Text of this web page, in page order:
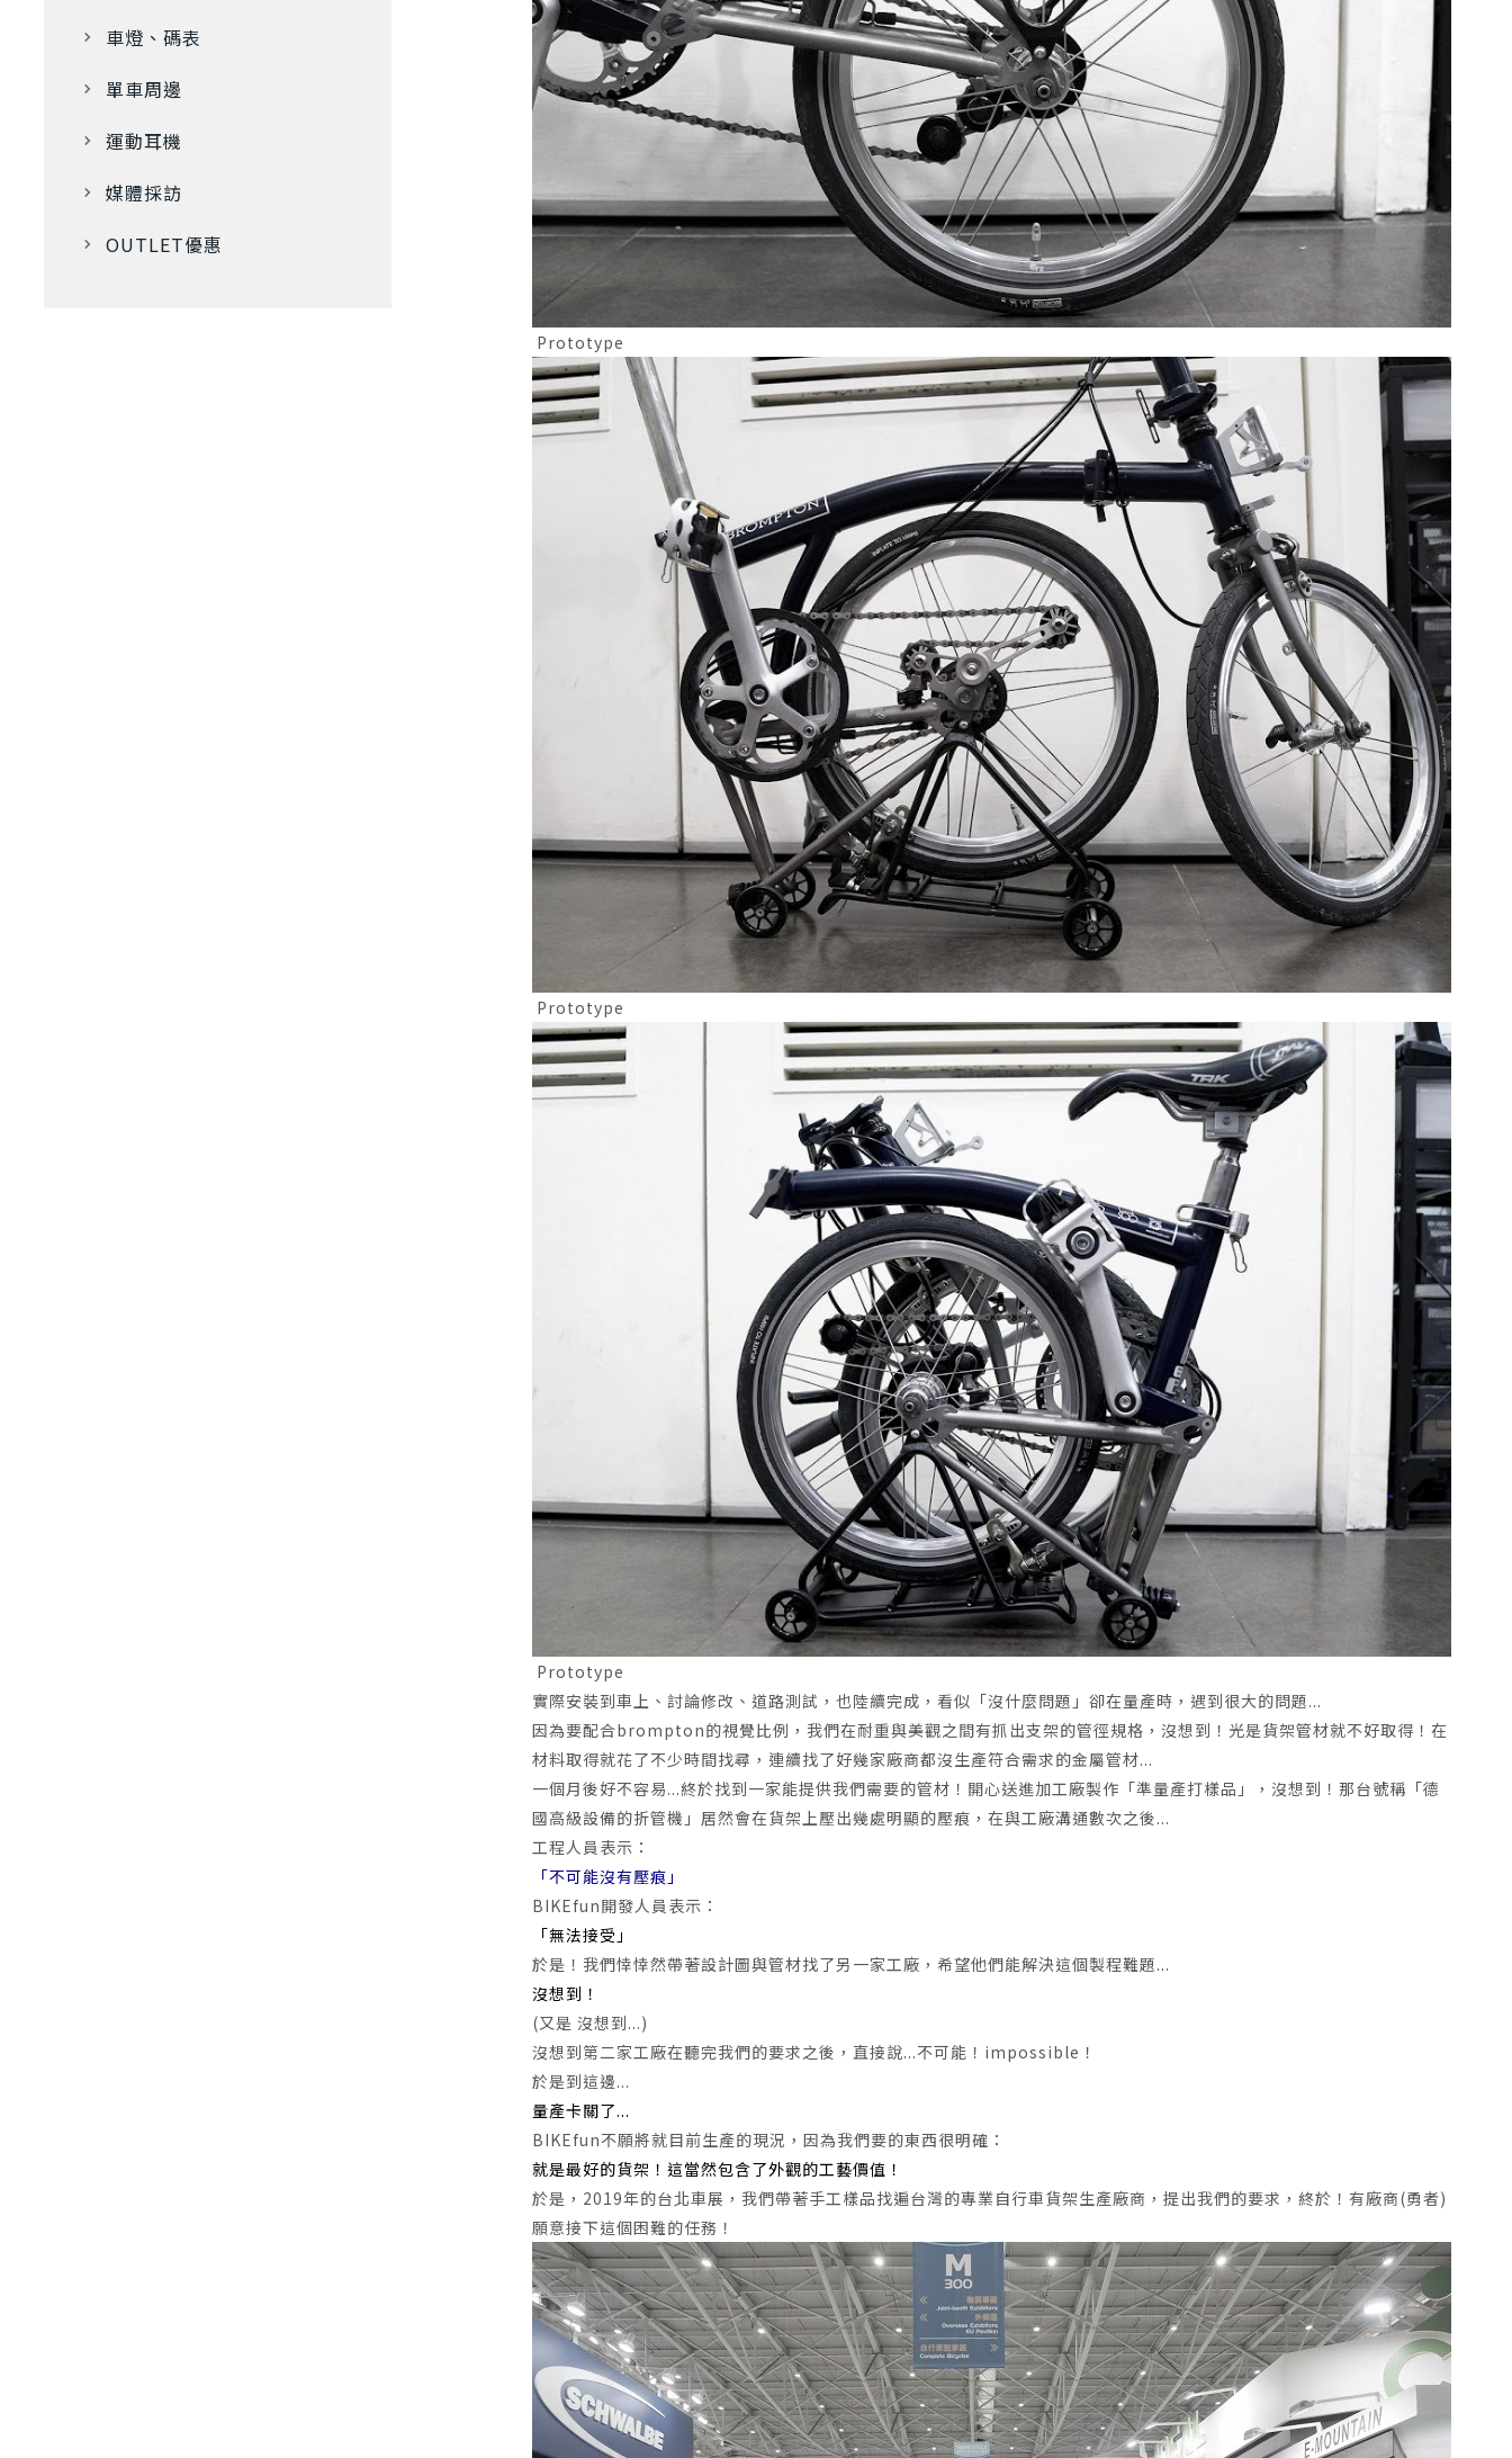
車燈、碼表
單車周邊
運動耳機
媒體採訪
OUTLET優惠
Prototype
Prototype
Prototype
實際安裝到車上、討論修改、道路測試，也陸續完成，看似「沒什麼問題」卻在量產時，遇到很大的問題...
因為要配合brompton的視覺比例，我們在耐重與美觀之間有抓出支架的管徑規格，沒想到！光是貨架管材就不好取得！在
材料取得就花了不少時間找尋，連續找了好幾家廠商都沒生產符合需求的金屬管材...
一個月後好不容易...終於找到一家能提供我們需要的管材！開心送進加工廠製作「準量產打樣品」，沒想到！那台號稱「德
國高級設備的折管機」居然會在貨架上壓出幾處明顯的壓痕，在與工廠溝通數次之後...
工程人員表示：
「不可能沒有壓痕」
BIKEfun開發人員表示：
「無法接受」
於是！我們悻悻然帶著設計圖與管材找了另一家工廠，希望他們能解決這個製程難題...
沒想到！
(又是 沒想到...)
沒想到第二家工廠在聽完我們的要求之後，直接說...不可能！impossible！
於是到這邊...
量產卡關了...
BIKEfun不願將就目前生產的現況，因為我們要的東西很明確：
就是最好的貨架！這當然包含了外觀的工藝價值！
於是，2019年的台北車展，我們帶著手工樣品找遍台灣的專業自行車貨架生產廠商，提出我們的要求，終於！有廠商(勇者)
願意接下這個困難的任務！